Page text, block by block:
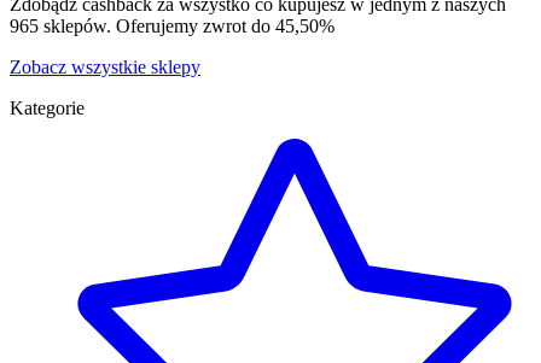
Zdobądź cashback za wszystko co kupujesz w jednym z naszych
965 sklepów. Oferujemy zwrot do 45,50%
Zobacz wszystkie sklepy
Kategorie